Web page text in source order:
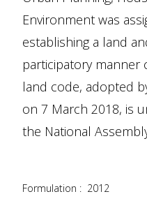
Environment was
establishing a land
participatory manner
land code, adopted
on 7 March 2018, is
the National
Formulation : 2012